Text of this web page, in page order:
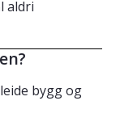
aldri
bygg og